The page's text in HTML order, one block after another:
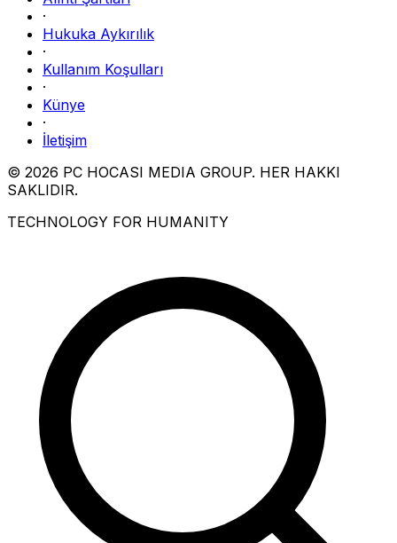
·
Hukuka Aykırılık
·
Kullanım Koşulları
·
Künye
·
İletişim
© 2026 PC HOCASI MEDIA GROUP. HER HAKKI
SAKLIDIR.
TECHNOLOGY FOR HUMANITY